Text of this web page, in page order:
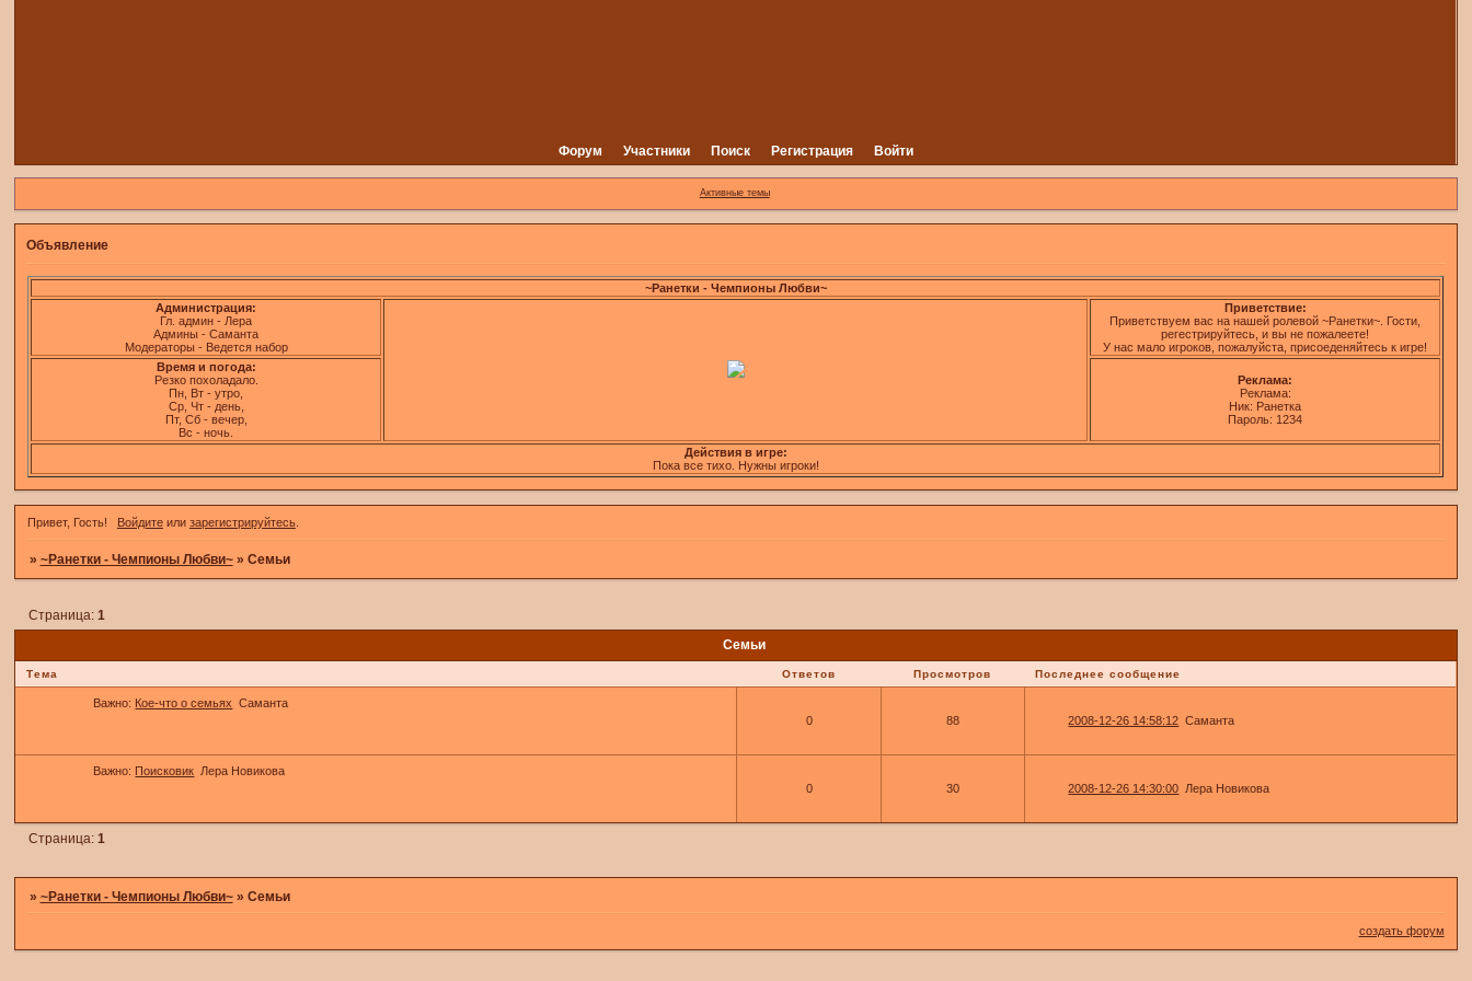
Форум Участники Поиск Регистрация Войти
Активные темы
Объявление
~Ранетки - Чемпионы Любви~
Администрация:
Гл. админ - Лера
Админы - Саманта
Модераторы - Ведется набор
Приветствие:
Приветствуем вас на нашей ролевой ~Ранетки~. Гости,
регестрируйтесь, и вы не пожалеете!
У нас мало игроков, пожалуйста, присоеденяйтесь к игре!
Время и погода:
Резко похоладало.
Пн, Вт - утро,
Ср, Чт - день,
Пт, Сб - вечер,
Вс - ночь.
Реклама:
Реклама:
Ник: Ранетка
Пароль: 1234
Действия в игре:
Пока все тихо. Нужны игроки!
Привет, Гость! Войдитеили зарегистрируйтесь.
» ~Ранетки - Чемпионы Любви~ » Семьи
Семьи
Страница: 1
Тема Ответов Просмотров Последнее сообщение
Важно: Кое-что о семьях
Саманта
0
88 2008-12-26 14:58:12 Саманта
Важно: Поисковик Лера Новикова
0
30 2008-12-26 14:30:00 Лера Новикова
Страница: 1
» ~Ранетки - Чемпионы Любви~ » Семьи
создать форум